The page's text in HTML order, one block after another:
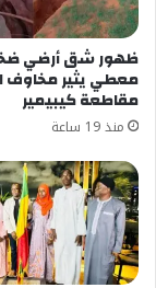
ظهور شق أرضي
معطي يثير مخاوف
مقاطعة كيبيمير
منذ 19 ساعة